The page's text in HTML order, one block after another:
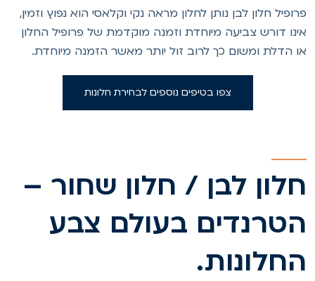
חלון לבן נותן לחלון מראה נקי וקלאסי הוא נפוץ וזמין,
דורש צביעה מיוחדת וזמנה מוקדמת של פרופיל החלון
הדלת ומשום כך לרוב זול יותר מאשר הזמנה מיוחדת.
צפו בטיפים נוספים לבחירת חלונות
לבן / חלון שחור –
בעולם צבע